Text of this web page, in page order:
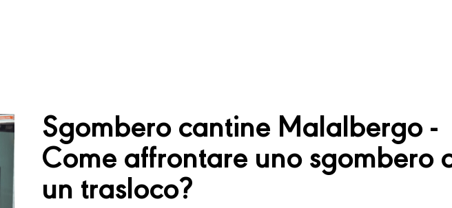
Sgombero cantine Malalbergo -
Come affrontare uno sgombero
un trasloco?